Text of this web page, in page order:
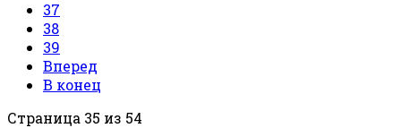
37
38
39
Вперед
В конец
Страница 35 из 54